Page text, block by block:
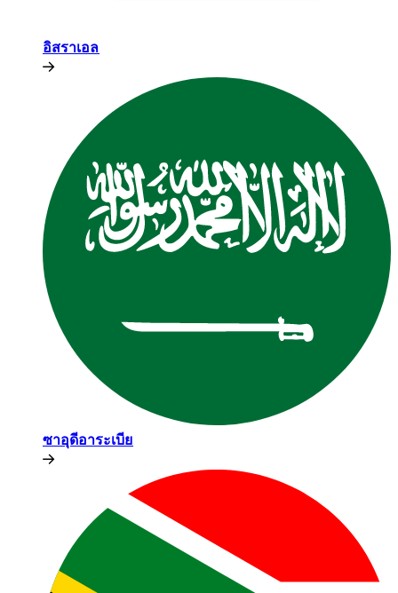
อิสราเอล​​
ซาอุดีอาระเบีย​​